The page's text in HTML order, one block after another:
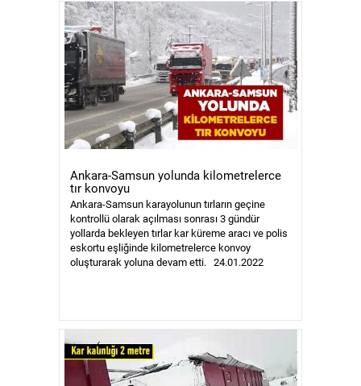
Ankara-Samsun yolunda kilometrelerce
tır konvoyu
Ankara-Samsun karayolunun tırların geçine
kontrollü olarak açılması sonrası 3 gündür
yollarda bekleyen tırlar kar küreme aracı ve polis
eskortu eşliğinde kilometrelerce konvoy
oluşturarak yoluna devam etti. 24.01.2022